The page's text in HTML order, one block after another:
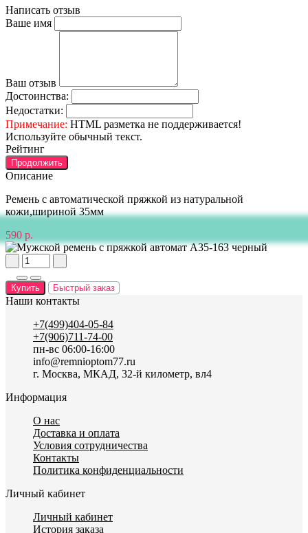
Написать отзыв
Ваше имя
Ваш отзыв
Достоинства:
Недостатки:
Примечание: HTML разметка не поддерживается!
Используйте обычный текст.
Рейтинг
Продолжить
Описание
Ремень с автоматической пряжкой из натуральной
кожи,шириной 35мм
590 р.
Купить Быстрый заказ
Наши контакты
+7(499)404-05-84
+7(906)711-74-00
пн-вс 06:00-16:00
info@remnioptom77.ru
г. Москва, МКАД, 32-й километр, вл4
Информация
О нас
Доставка и оплата
Условия сотрудничества
Контакты
Политика конфиденциальности
Личный кабинет
Личный кабинет
История заказа